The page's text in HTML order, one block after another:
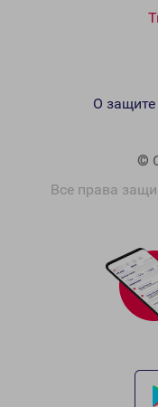
©
Все права
О